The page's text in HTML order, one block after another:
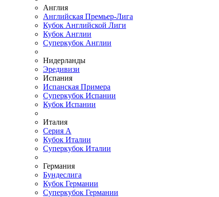
Англия
Английская Премьер-Лига
Кубок Английской Лиги
Кубок Англии
Суперкубок Англии
Нидерланды
Эредивизи
Испания
Испанская Примера
Суперкубок Испании
Кубок Испании
Италия
Серия А
Кубок Италии
Суперкубок Италии
Германия
Бундеслига
Кубок Германии
Суперкубок Германии